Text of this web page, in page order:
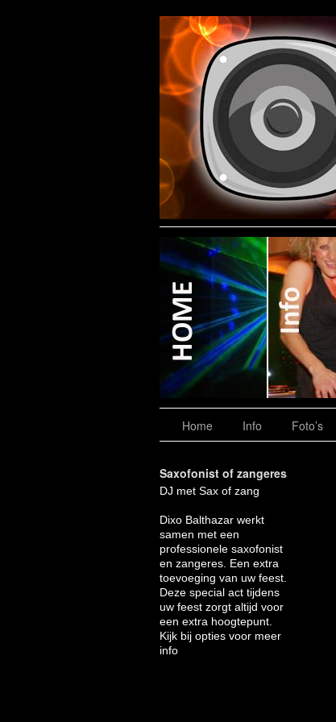
Home Info Foto’s
Saxofonist of zangeres
DJ met Sax of zang
Dixo Balthazar werkt
samen met een
professionele saxofonist
en zangeres. Een extra
toevoeging van uw feest.
Deze special act tijdens
uw feest zorgt altijd voor
een extra hoogtepunt.
Kijk bij opties voor meer
info